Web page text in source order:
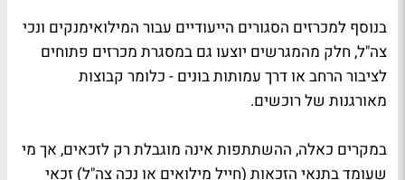
בנוסף למכרזים הסגורים הייעודיים עבור המילואימנקים ונכי
צה"ל, חלק מהמגרשים יוצעו גם במסגרת מכרזים פתוחים
לציבור הרחב או דרך עמותות בונים - כלומר קבוצות
מאורגנות של רוכשים.
במקרים כאלה, ההשתתפות אינה מוגבלת רק לזכאים, אך מי
שעומד בתנאי הזכאות (חייל מילואים או נכה צה"ל) זכאי